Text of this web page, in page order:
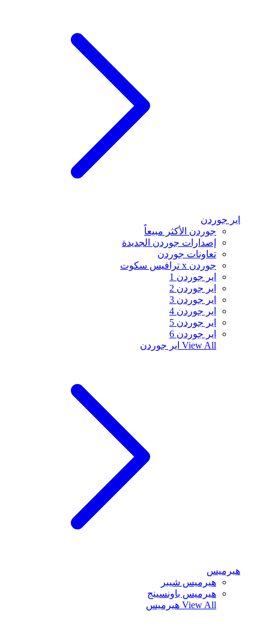
اير جوردن
جوردن الأكثر مبيعاً
إصدارات جوردن الجديدة
تعاونات جوردن
جوردن x ترافيس سكوت
اير جوردن 1
اير جوردن 2
اير جوردن 3
اير جوردن 4
اير جوردن 5
اير جوردن 6
View All اير جوردن
هيرميس
هيرميس شيبر
هيرميس باونسينج
View All هيرميس